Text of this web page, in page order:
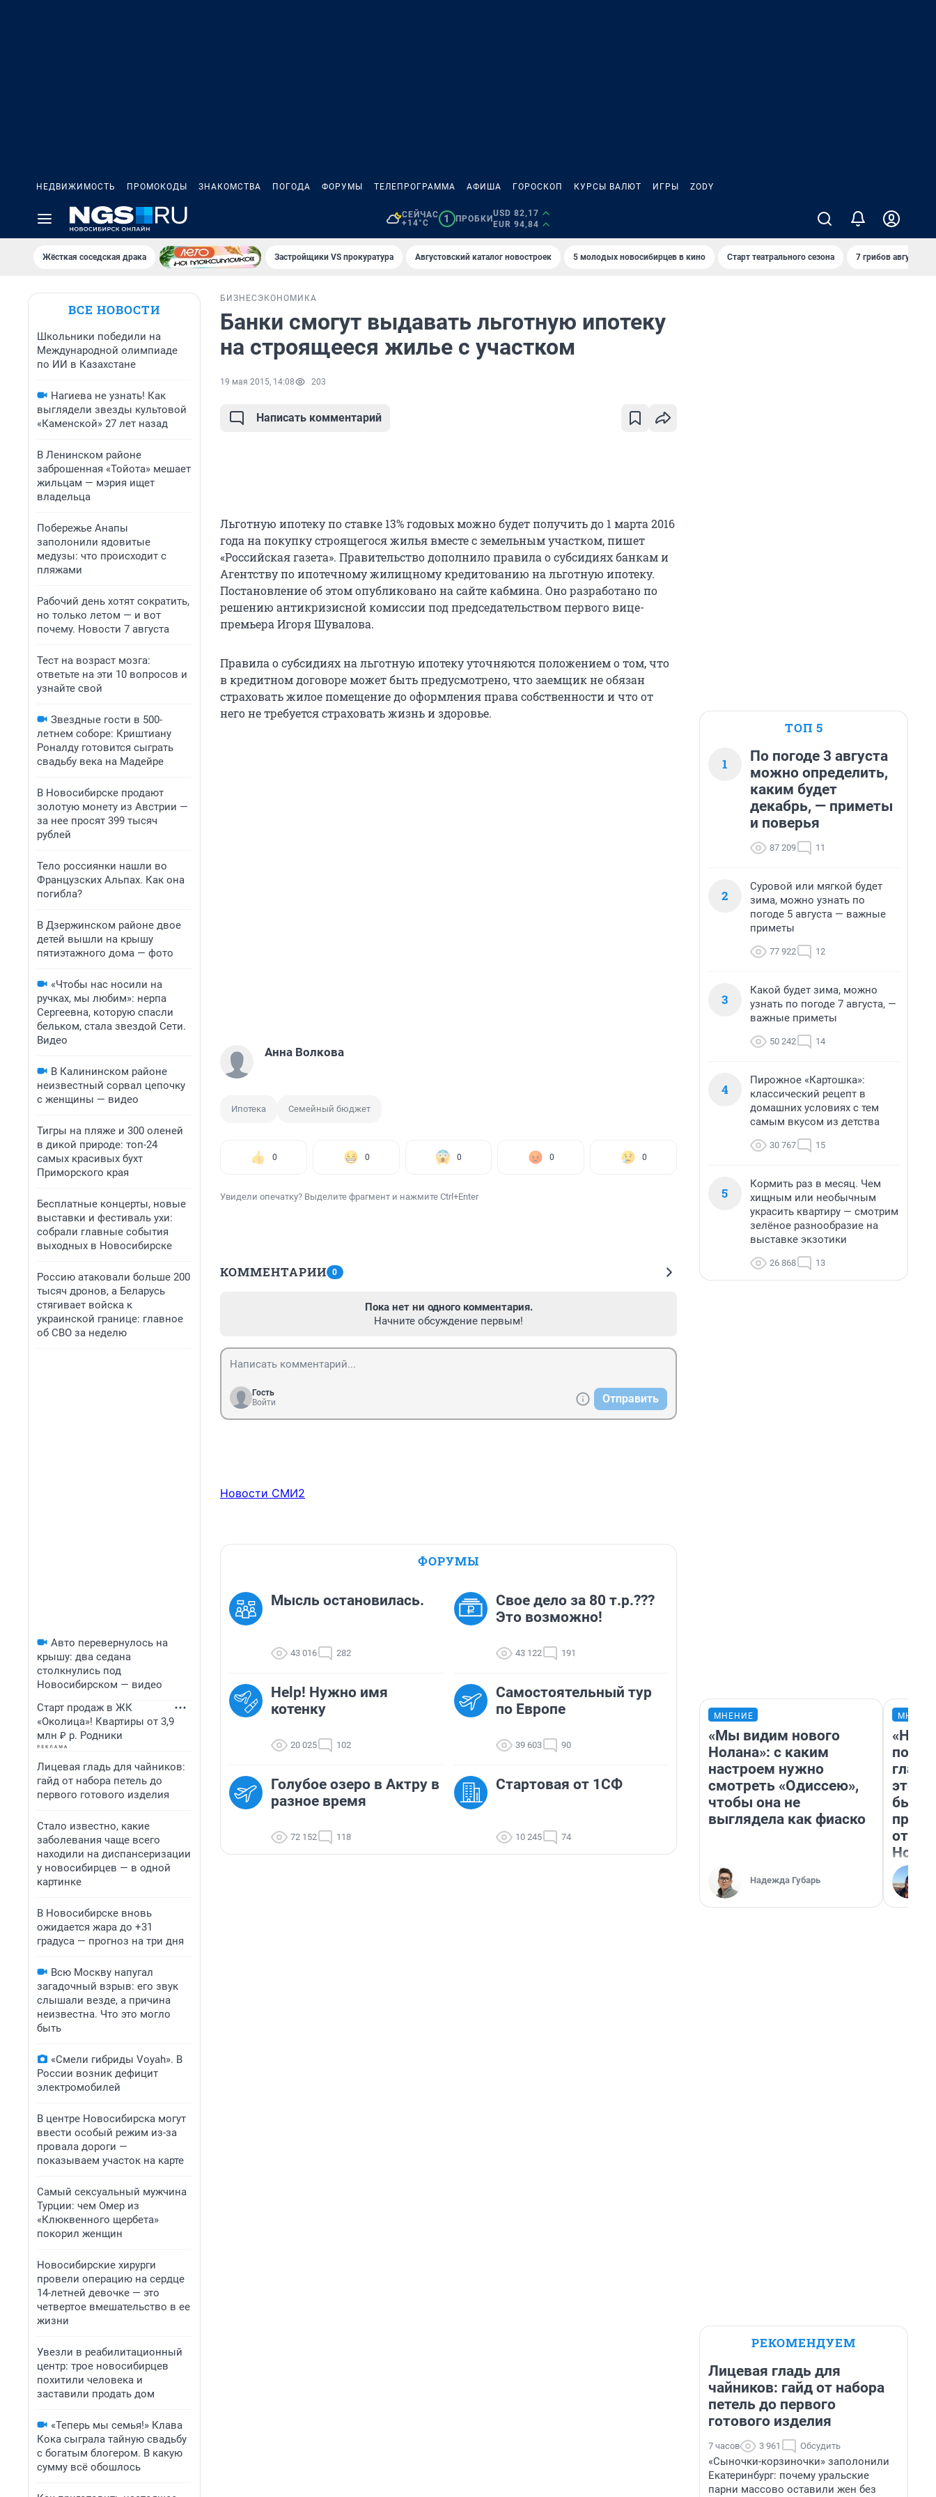
НЕДВИЖИМОСТЬ ПРОМОКОДЫ ЗНАКОМСТВА ПОГОДА ФОРУМЫ ТЕЛЕПРОГРАММА АФИША ГОРОСКОП КУРСЫ ВАЛЮТ ИГРЫ ZODY
СЕЙЧАС
+14°C
1 ПРОБКИ
USD 82,17
EUR 94,84
Жёсткая соседская драка Застройщики VS прокуратура Августовский каталог новостроек 5 молодых новосибирцев в кино Старт театрального сезона 7 грибов августа
ВСЕ НОВОСТИ
Школьники победили на
Международной олимпиаде
по ИИ в Казахстане
Нагиева не узнать! Как
выглядели звезды культовой
«Каменской» 27 лет назад
В Ленинском районе
заброшенная «Тойота» мешает
жильцам — мэрия ищет
владельца
Побережье Анапы
заполонили ядовитые
медузы: что происходит с
пляжами
Рабочий день хотят сократить,
но только летом — и вот
почему. Новости 7 августа
Тест на возраст мозга:
ответьте на эти 10 вопросов и
узнайте свой
Звездные гости в 500-
летнем соборе: Криштиану
Роналду готовится сыграть
свадьбу века на Мадейре
В Новосибирске продают
золотую монету из Австрии —
за нее просят 399 тысяч
рублей
Тело россиянки нашли во
Французских Альпах. Как она
погибла?
В Дзержинском районе двое
детей вышли на крышу
пятиэтажного дома — фото
«Чтобы нас носили на
ручках, мы любим»: нерпа
Сергеевна, которую спасли
бельком, стала звездой Сети.
Видео
В Калининском районе
неизвестный сорвал цепочку
с женщины — видео
Тигры на пляже и 300 оленей
в дикой природе: топ-24
самых красивых бухт
Приморского края
Бесплатные концерты, новые
выставки и фестиваль ухи:
собрали главные события
выходных в Новосибирске
Россию атаковали больше 200
тысяч дронов, а Беларусь
стягивает войска к
украинской границе: главное
об СВО за неделю
Авто перевернулось на
крышу: два седана
столкнулись под
Новосибирском — видео
Старт продаж в ЖК
«Околица»! Квартиры от 3,9
млн ₽ р. Родники
Лицевая гладь для чайников:
гайд от набора петель до
первого готового изделия
Стало известно, какие
заболевания чаще всего
находили на диспансеризации
у новосибирцев — в одной
картинке
В Новосибирске вновь
ожидается жара до +31
градуса — прогноз на три дня
Всю Москву напугал
загадочный взрыв: его звук
слышали везде, а причина
неизвестна. Что это могло
быть
«Смели гибриды Voyah». В
России возник дефицит
электромобилей
В центре Новосибирска могут
ввести особый режим из-за
провала дороги —
показываем участок на карте
Самый сексуальный мужчина
Турции: чем Омер из
«Клюквенного щербета»
покорил женщин
Новосибирские хирурги
провели операцию на сердце
14-летней девочке — это
четвертое вмешательство в ее
жизни
Увезли в реабилитационный
центр: трое новосибирцев
похитили человека и
заставили продать дом
«Теперь мы семья!» Клава
Кока сыграла тайную свадьбу
с богатым блогером. В какую
сумму всё обошлось
БИЗНЕС ЭКОНОМИКА
Банки смогут выдавать льготную ипотеку
на строящееся жилье с участком
19 мая 2015, 14:08 203
Написать комментарий
Льготную ипотеку по ставке 13% годовых можно будет получить до 1 марта 2016
года на покупку строящегося жилья вместе с земельным участком, пишет
«Российская газета». Правительство дополнило правила о субсидиях банкам и
Агентству по ипотечному жилищному кредитованию на льготную ипотеку.
Постановление об этом опубликовано на сайте кабмина. Оно разработано по
решению антикризисной комиссии под председательством первого вице-
премьера Игоря Шувалова.
Правила о субсидиях на льготную ипотеку уточняются положением о том, что
в кредитном договоре может быть предусмотрено, что заемщик не обязан
страховать жилое помещение до оформления права собственности и что от
него не требуется страховать жизнь и здоровье.
Анна Волкова
Ипотека Семейный бюджет
0 0 0 0 0
Увидели опечатку? Выделите фрагмент и нажмите Ctrl+Enter
КОММЕНТАРИИ 0
Пока нет ни одного комментария.
Начните обсуждение первым!
Гость
Войти
Отправить
Новости СМИ2
ФОРУМЫ
Мысль остановилась.
43 016 282
Свое дело за 80 т.р.???
Это возможно!
43 122 191
Help! Нужно имя
котенку
20 025 102
Самостоятельный тур
по Европе
39 603 90
Голубое озеро в Актру в
разное время
72 152 118
Стартовая от 1СФ
10 245 74
ТОП 5
1
По погоде 3 августа
можно определить,
каким будет
декабрь, — приметы
и поверья
87 209 11
2
Суровой или мягкой будет
зима, можно узнать по
погоде 5 августа — важные
приметы
77 922 12
3
Какой будет зима, можно
узнать по погоде 7 августа, —
важные приметы
50 242 14
4
Пирожное «Картошка»:
классический рецепт в
домашних условиях с тем
самым вкусом из детства
30 767 15
5
Кормить раз в месяц. Чем
хищным или необычным
украсить квартиру — смотрим
зелёное разнообразие на
выставке экзотики
26 868 13
МНЕНИЕ
«Мы видим нового
Нолана»: с каким
настроем нужно
смотреть «Одиссею»,
чтобы она не
выглядела как фиаско
Надежда Губарь
этого
бьет
РЕКОМЕНДУЕМ
Лицевая гладь для
чайников: гайд от набора
петель до первого
готового изделия
7 часов 3 961 Обсудить
«Сыночки-корзиночки» заполонили
Екатеринбург: почему уральские
парни массово оставили жен без